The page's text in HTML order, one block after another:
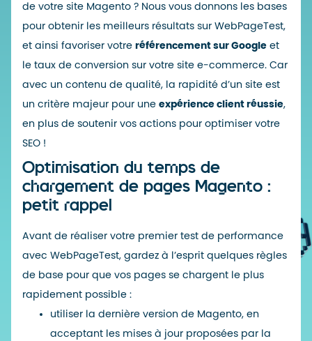
de votre site Magento ? Nous vous donnons les bases
pour obtenir les meilleurs résultats sur WebPageTest,
et ainsi favoriser votre référencement sur Google et
le taux de conversion sur votre site e-commerce. Car
avec un contenu de qualité, la rapidité d’un site est
un critère majeur pour une expérience client réussie,
en plus de soutenir vos actions pour optimiser votre
SEO !
Optimisation du temps de
chargement de pages Magento :
petit rappel
Avant de réaliser votre premier test de performance
avec WebPageTest, gardez à l’esprit quelques règles
de base pour que vos pages se chargent le plus
rapidement possible :
utiliser la dernière version de Magento, en
acceptant les mises à jour proposées par la